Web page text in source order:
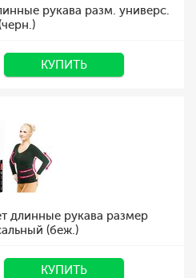
рукава разм. универс.
КУПИТЬ
длинные рукава размер
(беж.)
КУПИТЬ